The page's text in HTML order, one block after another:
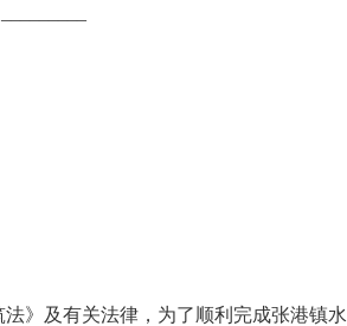
》及有关法律，为了顺利完成张港镇水